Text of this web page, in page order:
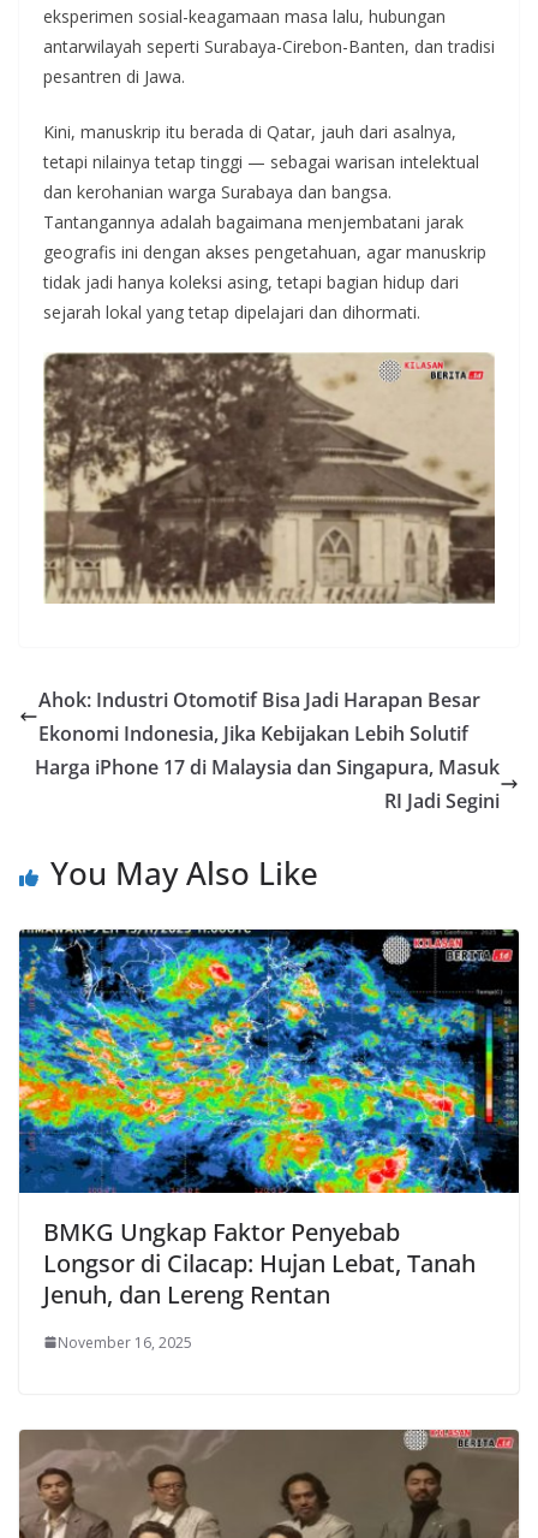
eksperimen sosial-keagamaan masa lalu, hubungan
antarwilayah seperti Surabaya-Cirebon-Banten, dan tradisi
pesantren di Jawa.
Kini, manuskrip itu berada di Qatar, jauh dari asalnya,
tetapi nilainya tetap tinggi — sebagai warisan intelektual
dan kerohanian warga Surabaya dan bangsa.
Tantangannya adalah bagaimana menjembatani jarak
geografis ini dengan akses pengetahuan, agar manuskrip
tidak jadi hanya koleksi asing, tetapi bagian hidup dari
sejarah lokal yang tetap dipelajari dan dihormati.
Ahok: Industri Otomotif Bisa Jadi Harapan Besar
Ekonomi Indonesia, Jika Kebijakan Lebih Solutif
Harga iPhone 17 di Malaysia dan Singapura, Masuk
RI Jadi Segini
You May Also Like
BMKG Ungkap Faktor Penyebab
Longsor di Cilacap: Hujan Lebat, Tanah
Jenuh, dan Lereng Rentan
November 16, 2025